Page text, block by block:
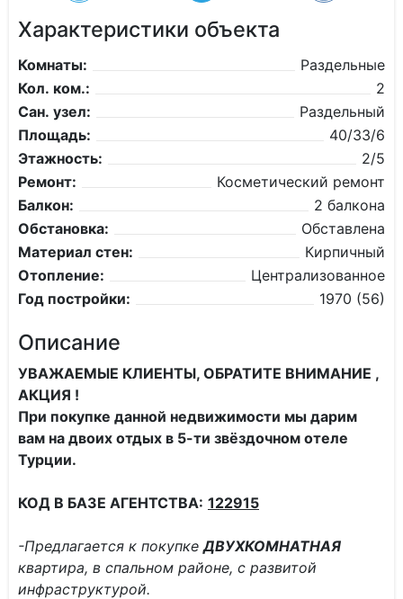
Характеристики объекта
Комнаты:
Раздельные
Кол. ком.:
2
Сан. узел:
Раздельный
Площадь:
40/33/6
Этажность:
2/5
Ремонт:
Косметический ремонт
Балкон:
2 балкона
Обстановка:
Обставлена
Материал стен:
Кирпичный
Отопление:
Централизованное
Год постройки:
1970 (56)
Описание
УВАЖАЕМЫЕ КЛИЕНТЫ, ОБРАТИТЕ ВНИМАНИЕ ,
АКЦИЯ !
При покупке данной недвижимости мы дарим
вам на двоих отдых в 5-ти звёздочном отеле
Турции.
КОД В БАЗЕ АГЕНТСТВА: 122915
-Предлагается к покупкеДВУХКОМНАТНАЯ
квартира, в спальном районе, с развитой
инфраструктурой.